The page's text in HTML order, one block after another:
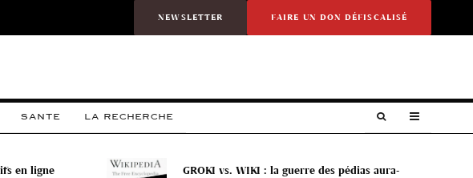
NEWSLETTER FAIRE UN DON DÉFISCALISÉ
SANTE LA RECHERCHE
en ligne
GROKI vs. WIKI : la guerre des pédias aura-